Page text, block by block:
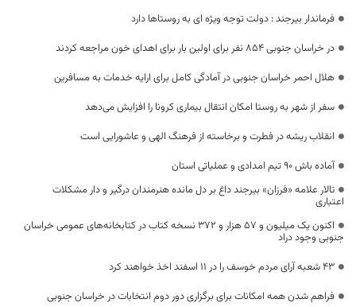
فرماندار بیرجند : دولت توجه ویژه ای به روستاها دارد
در خراسان جنوبی 854 نفر برای اولین بار برای اهدای خون مراجعه کردند
هلال احمر خراسان جنوبی در آمادگی کامل برای ارایه خدمات به مسافرین
سفر از شهر به روستا امکان انتقال بیماری کرونا را افزایش می‌دهد
انقلاب ریشه در فطرت و برخاسته از فرهنگ الهی و عاشورایی است
آماده باش ۹۰ تیم امدادی و عملیاتی استان
تالار علامه «فرزان» بیرجند داغ بر دل مانده هنرمندان درگیر و دار مشکلات
اعتباری
اکنون یک میلیون و ۵۷ هزار و ۳۷۲ نسخه کتاب در کتابخانه‌های عمومی خراسان
جنوبی وجود دراد
۴۳ شعبه آرای مردم خوسف را در ۱۱ اسفند اخذ خواهند کرد
فراهم شدن همه امکانات برای برگزاری دور دوم انتخابات در خراسان جنوبی